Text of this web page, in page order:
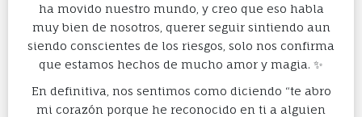
ha movido nuestro mundo, y creo que eso habla
muy bien de nosotros, querer seguir sintiendo aun
siendo conscientes de los riesgos, solo nos confirma
que estamos hechos de mucho amor y magia. ✨
En definitiva, nos sentimos como diciendo “te abro
mi corazón porque he reconocido en ti a alguien